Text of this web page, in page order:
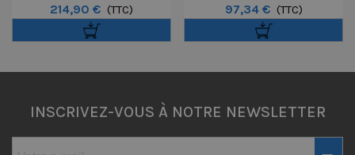
VideoMic Pro
214,90 € (TTC) 97,34 € (TTC)
INSCRIVEZ-VOUS À NOTRE NEWSLETTER